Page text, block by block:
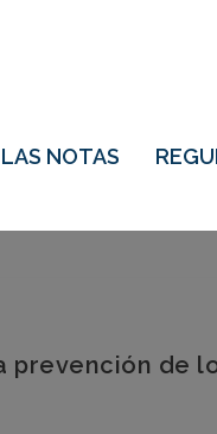
NOTAS
prevención de